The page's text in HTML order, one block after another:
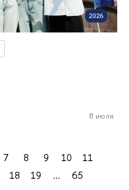
8 июля
7 8 9 10
11
18 19 ... 65